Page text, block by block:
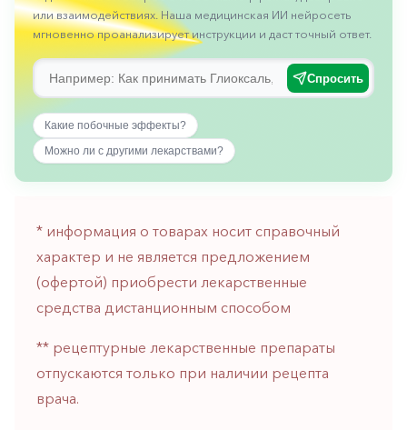
Сосудистые
Тромбозы
Урология
Ухо-
горло-
нос
Хирургия
железа
или взаимодействиях. Наша медицинская ИИ нейросеть
мгновенно проанализирует инструкции и даст точный ответ.
Спросить
Какие побочные эффекты?
Можно ли с другими лекарствами?
* информация о товарах носит справочный
характер и не является предложением
(офертой) приобрести лекарственные
средства дистанционным способом
** рецептурные лекарственные препараты
отпускаются только при наличии рецепта
врача.